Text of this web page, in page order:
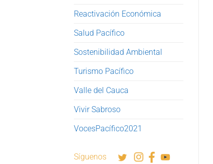
Reactivación Económica
Salud Pacífico
Sostenibilidad Ambiental
Turismo Pacífico
Valle del Cauca
Vivir Sabroso
VocesPacífico2021
Síguenos